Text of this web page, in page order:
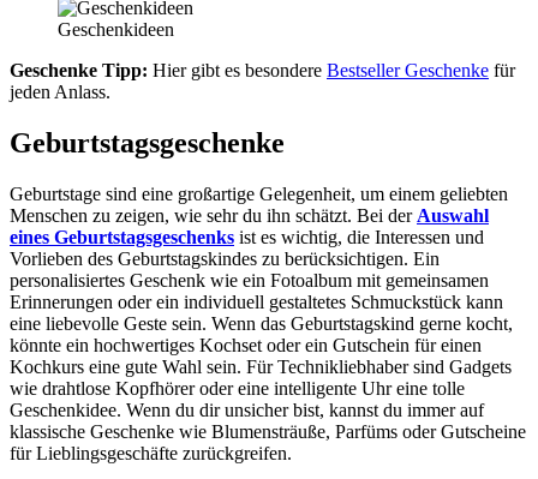
Geschenkideen
Geschenke Tipp: Hier gibt es besondere Bestseller Geschenke für
jeden Anlass.
Geburtstagsgeschenke
Geburtstage sind eine großartige Gelegenheit, um einem geliebten
Menschen zu zeigen, wie sehr du ihn schätzt. Bei der Auswahl
eines Geburtstagsgeschenks ist es wichtig, die Interessen und
Vorlieben des Geburtstagskindes zu berücksichtigen. Ein
personalisiertes Geschenk wie ein Fotoalbum mit gemeinsamen
Erinnerungen oder ein individuell gestaltetes Schmuckstück kann
eine liebevolle Geste sein. Wenn das Geburtstagskind gerne kocht,
könnte ein hochwertiges Kochset oder ein Gutschein für einen
Kochkurs eine gute Wahl sein. Für Technikliebhaber sind Gadgets
wie drahtlose Kopfhörer oder eine intelligente Uhr eine tolle
Geschenkidee. Wenn du dir unsicher bist, kannst du immer auf
klassische Geschenke wie Blumensträuße, Parfüms oder Gutscheine
für Lieblingsgeschäfte zurückgreifen.